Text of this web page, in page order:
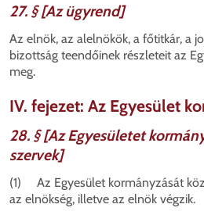
27. § [Az ügyrend]
Az elnök, az alelnökök, a főtitkár, a
bizottság teendőinek részleteit az
meg.
IV. fejezet: Az Egyesület
28. § [Az Egyesületet
szervek]
(1) Az Egyesület kormányzását
az elnökség, illetve az elnök végzik.